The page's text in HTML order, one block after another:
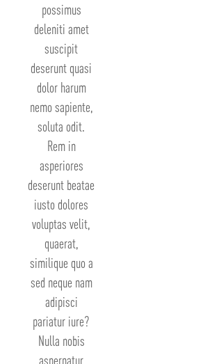
possimus
deleniti amet
suscipit
deserunt quasi
dolor harum
nemo sapiente,
soluta odit.
Rem in
asperiores
deserunt beatae
iusto dolores
voluptas velit,
quaerat,
similique quo a
sed neque nam
adipisci
pariatur iure?
Nulla nobis
aspernatur